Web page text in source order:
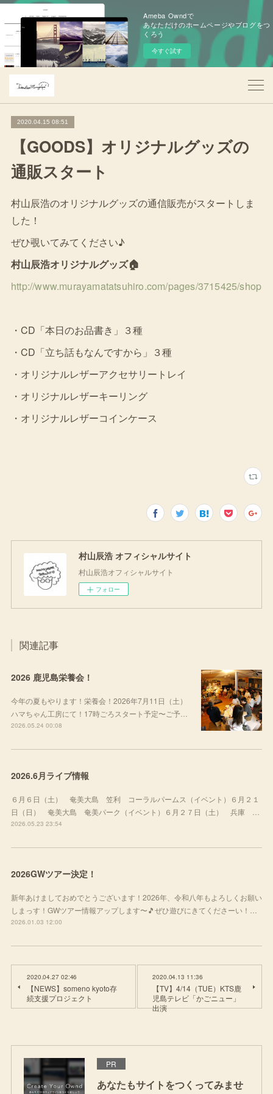
Ameba Owndで
あなただけのホームページやブログをつ
くろう
今すぐ試す
2020.04.15 08:51
【GOODS】オリジナルグッズの
通販スタート
村山辰浩のオリジナルグッズの通信販売がスタートしま
した！
ぜひ覗いてみてください♪
村山辰浩オリジナルグッズ🏠
http://www.murayamatatsuhiro.com/pages/3715425/shop
・CD「本日のお品書き」３種
・CD「立ち話もなんですから」３種
・オリジナルレザーアクセサリートレイ
・オリジナルレザーキーリング
・オリジナルレザーコインケース
村山辰浩 オフィシャルサイト
村山辰浩オフィシャルサイト
フォロー
関連記事
2026 鹿児島栄養会！
今年の夏もやります！栄養会！2026年7月11日（土）
ハマちゃん工房にて！17時ごろスタート予定〜ご予…
2026.05.24 00:08
2026.6月ライブ情報
６月６日（土） 奄美大島 笠利 コーラルパームス（イベント）６月２１
日（日） 奄美大島 奄美パーク（イベント）６月２７日（土） 兵庫 …
2026.05.23 23:54
2026GWツアー決定！
新年あけましておめでとうございます！2026年、令和八年もよろしくお願い
しまっす！GWツアー情報アップします〜🎵ぜひ遊びにきてくださーい！…
2026.01.03 12:00
2020.04.27 02:46
【NEWS】someno kyoto存
続支援プロジェクト
2020.04.13 11:36
【TV】4/14（TUE）KTS鹿
児島テレビ「かごニュー」
出演
PR
あなたもサイトをつくってみませ